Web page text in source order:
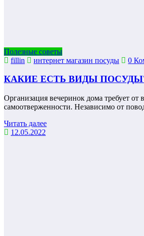
Полезные советы
fillin
интернет магазин посуды 0
КАКИЕ ЕСТЬ ВИДЫ
Организация вечеринок дома требует от
самоотверженности. Независимо от
Читать далее
12.05.2022